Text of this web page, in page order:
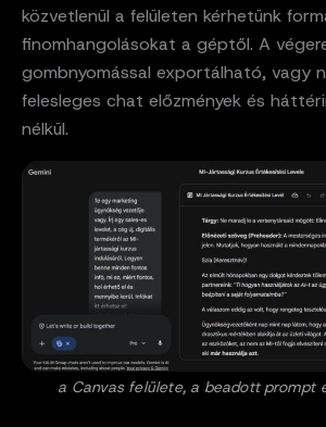
közvetlenül a felületen kérhetünk
finomhangolásokat a géptől. A
gombnyomással exportálható, vagy
felesleges chat előzmények és
nélkül.
a Canvas felülete, a beadott prompt